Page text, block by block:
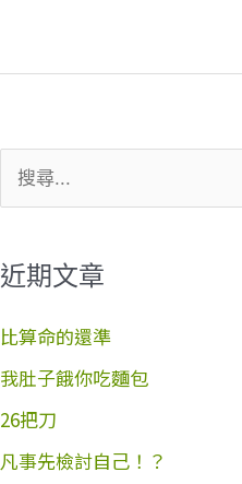
尋
鍵
字
:
近期文章
比算命的還準
我肚子餓你吃麵包
26把刀
凡事先檢討自己！？